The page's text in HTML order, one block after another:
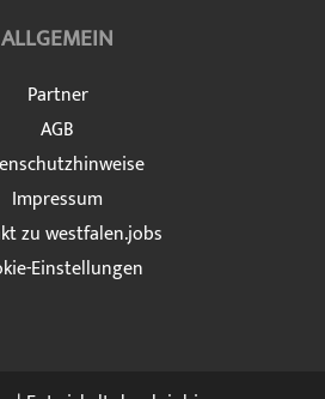
ALLGEMEIN
Partner
AGB
Impressum
zu westfalen.jobs
Einstellungen